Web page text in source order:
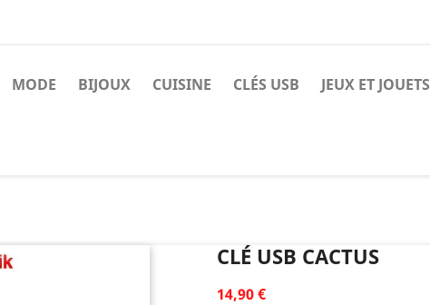
MODE BIJOUX CUISINE CLÉS USB JEUX ET JOUETS
CLÉ USB CACTUS
14,90 €